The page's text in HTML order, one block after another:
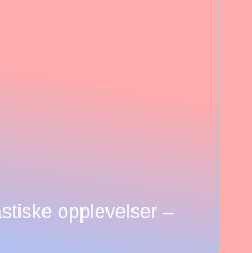
opplevelser –